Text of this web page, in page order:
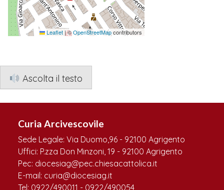
Leaflet |©OpenStreetMapcontributors
Ascolta il testo
Curia Arcivescovile
Sede Legale: Via Duomo,96 - 92100 Agrigento
Uffici: P.zza Don Minzoni, 19 - 92100 Agrigento
Pec: diocesiag@pec.chiesacattolica.it
E-mail: curia@diocesiag.it
Tel: 0922/490011 - 0922/490054